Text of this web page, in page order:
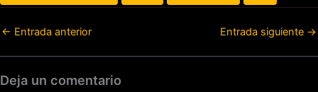
← Entrada anterior Entrada siguiente →
Deja un comentario